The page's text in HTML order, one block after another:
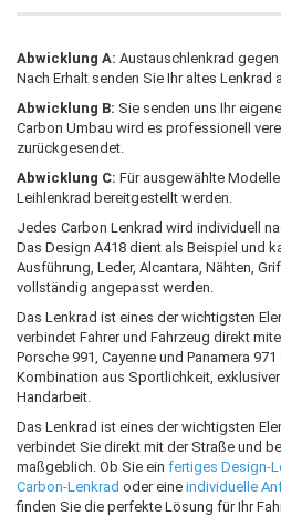
Abwicklung A: Austauschlenkrad
Nach Erhalt senden Sie Ihr altes Lenkrad
Abwicklung B: Sie senden uns Ihr
Carbon Umbau wird es professionell
zurückgesendet.
Abwicklung C: Für ausgewählte
Leihlenkrad bereitgestellt werden.
Jedes Carbon Lenkrad wird individuell
Das Design A418 dient als Beispiel und
Ausführung, Leder, Alcantara, Nähten,
vollständig angepasst werden.
Das Lenkrad ist eines der wichtigsten
verbindet Fahrer und Fahrzeug direkt
Porsche 991, Cayenne und Panamera
Kombination aus Sportlichkeit,
Handarbeit.
Das Lenkrad ist eines der wichtigsten
verbindet Sie direkt mit der Straße und
maßgeblich. Ob Sie ein fertiges Design-
Carbon-Lenkrad oder eine individuelle
finden Sie die perfekte Lösung für Ihr